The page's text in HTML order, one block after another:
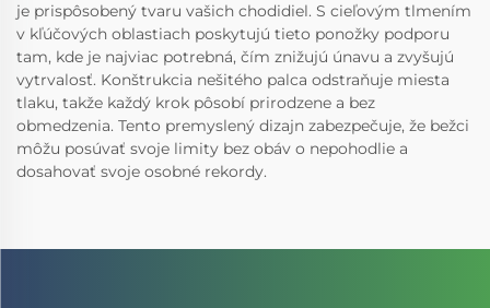
je prispôsobený tvaru vašich chodidiel. S cieľovým tlmením
v kľúčových oblastiach poskytujú tieto ponožky podporu
tam, kde je najviac potrebná, čím znižujú únavu a zvyšujú
vytrvalosť. Konštrukcia nešitého palca odstraňuje miesta
tlaku, takže každý krok pôsobí prirodzene a bez
obmedzenia. Tento premyslený dizajn zabezpečuje, že bežci
môžu posúvať svoje limity bez obáv o nepohodlie a
dosahovať svoje osobné rekordy.